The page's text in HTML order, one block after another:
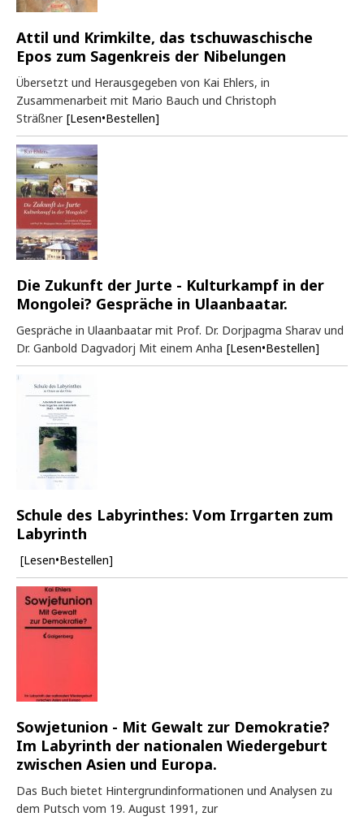
Attil und Krimkilte, das tschuwaschische
Epos zum Sagenkreis der Nibelungen
Übersetzt und Herausgegeben von Kai Ehlers, in
Zusammenarbeit mit Mario Bauch und Christoph
Sträßner [Lesen•Bestellen]
Die Zukunft der Jurte - Kulturkampf in der
Mongolei? Gespräche in Ulaanbaatar.
Gespräche in Ulaanbaatar mit Prof. Dr. Dorjpagma Sharav und
Dr. Ganbold Dagvadorj Mit einem Anha [Lesen•Bestellen]
Schule des Labyrinthes: Vom Irrgarten zum
Labyrinth
[Lesen•Bestellen]
Sowjetunion - Mit Gewalt zur Demokratie?
Im Labyrinth der nationalen Wiedergeburt
zwischen Asien und Europa.
Das Buch bietet Hintergrundinformationen und Analysen zu
dem Putsch vom 19. August 1991, zur